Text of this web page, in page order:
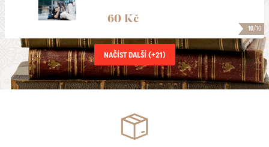
10/10
60 Kč
NAČÍST DALŠÍ (+21)